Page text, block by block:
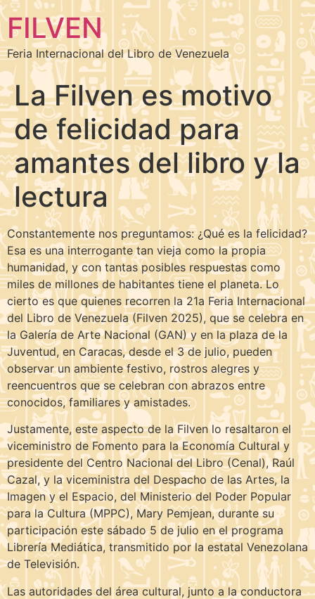
FILVEN
Feria Internacional del Libro de Venezuela
La Filven es motivo
de felicidad para
amantes del libro y la
lectura
Constantemente nos preguntamos: ¿Qué es la felicidad?
Esa es una interrogante tan vieja como la propia
humanidad, y con tantas posibles respuestas como
miles de millones de habitantes tiene el planeta. Lo
cierto es que quienes recorren la 21a Feria Internacional
del Libro de Venezuela (Filven 2025), que se celebra en
la Galería de Arte Nacional (GAN) y en la plaza de la
Juventud, en Caracas, desde el 3 de julio, pueden
observar un ambiente festivo, rostros alegres y
reencuentros que se celebran con abrazos entre
conocidos, familiares y amistades.
Justamente, este aspecto de la Filven lo resaltaron el
viceministro de Fomento para la Economía Cultural y
presidente del Centro Nacional del Libro (Cenal), Raúl
Cazal, y la viceministra del Despacho de las Artes, la
Imagen y el Espacio, del Ministerio del Poder Popular
para la Cultura (MPPC), Mary Pemjean, durante su
participación este sábado 5 de julio en el programa
Librería Mediática, transmitido por la estatal Venezolana
de Televisión.
Las autoridades del área cultural, junto a la conductora